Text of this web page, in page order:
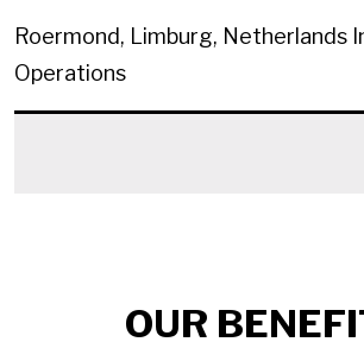
Roermond, Limburg, Netherlands
Operations
OUR